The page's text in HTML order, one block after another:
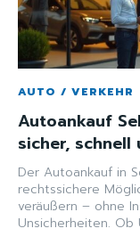
AUTO / VERKEHR
Autoankauf
sicher, schnell
Der Autoankauf in
rechtssichere
veräußern – ohne
Unsicherheiten. Ob